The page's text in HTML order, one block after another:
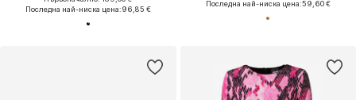
Последна най-ниска цена:96,85 €
Последна най-ниска цена:59,60 €